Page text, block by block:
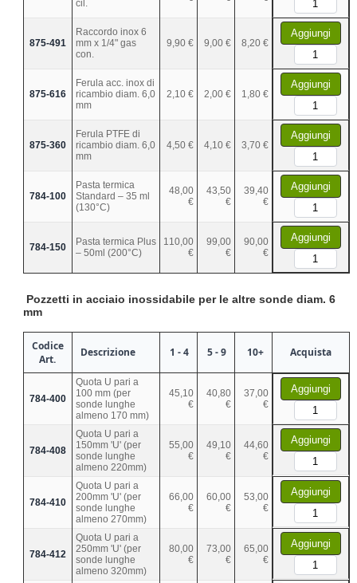
cil.
875-491
Raccordo inox 6
mm x 1/4" gas
con.
9,90 € 9,00 € 8,20 €
Aggiungi
875-616
Ferula acc. inox di
ricambio diam. 6,0
mm
2,10 € 2,00 € 1,80 €
Aggiungi
875-360
Ferula PTFE di
ricambio diam. 6,0
mm
4,50 € 4,10 € 3,70 €
Aggiungi
784-100
Pasta termica
Standard – 35 ml
(130°C)
48,00
€
43,50
€
39,40
€
Aggiungi
784-150
Pasta termica Plus
– 50ml (200°C)
110,00
€
99,00
€
90,00
€
Aggiungi
Pozzetti in acciaio inossidabile per le altre sonde diam. 6
mm
Codice
Art.
Descrizione 1 - 4 5 - 9 10+ Acquista
784-400
Quota U pari a
100 mm (per
sonde lunghe
almeno 170 mm)
45,10
€
40,80
€
37,00
€
Aggiungi
784-408
Quota U pari a
150mm 'U' (per
sonde lunghe
almeno 220mm)
55,00
€
49,10
€
44,60
€
Aggiungi
784-410
Quota U pari a
200mm 'U' (per
sonde lunghe
almeno 270mm)
66,00
€
60,00
€
53,00
€
Aggiungi
784-412
Quota U pari a
250mm 'U' (per
sonde lunghe
almeno 320mm)
80,00
€
73,00
€
65,00
€
Aggiungi